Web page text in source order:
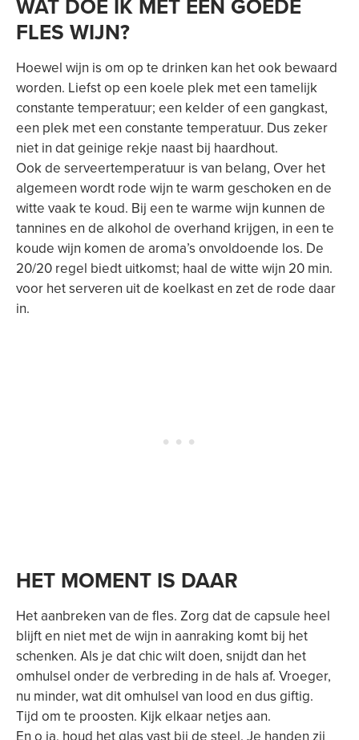
WAT DOE IK MET EEN GOEDE
FLES WIJN?
Hoewel wijn is om op te drinken kan het ook bewaard
worden. Liefst op een koele plek met een tamelijk
constante temperatuur; een kelder of een gangkast,
een plek met een constante temperatuur. Dus zeker
niet in dat geinige rekje naast bij haardhout.
Ook de serveertemperatuur is van belang, Over het
algemeen wordt rode wijn te warm geschoken en de
witte vaak te koud. Bij een te warme wijn kunnen de
tannines en de alkohol de overhand krijgen, in een te
koude wijn komen de aroma’s onvoldoende los. De
20/20 regel biedt uitkomst; haal de witte wijn 20 min.
voor het serveren uit de koelkast en zet de rode daar
in.
HET MOMENT IS DAAR
Het aanbreken van de fles. Zorg dat de capsule heel
blijft en niet met de wijn in aanraking komt bij het
schenken. Als je dat chic wilt doen, snijdt dan het
omhulsel onder de verbreding in de hals af. Vroeger,
nu minder, wat dit omhulsel van lood en dus giftig.
Tijd om te proosten. Kijk elkaar netjes aan.
En o ja, houd het glas vast bij de steel. Je handen zij